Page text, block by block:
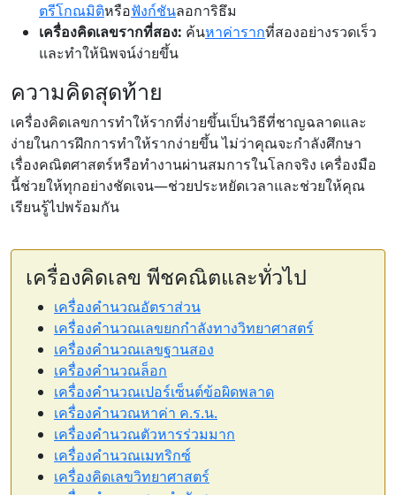
ตรีโกณมิติหรือฟังก์ชันลอการิธึม
เครื่องคิดเลขรากที่สอง: ค้นหาค่ารากที่สองอย่างรวดเร็ว
และทำให้นิพจน์ง่ายขึ้น
ความคิดสุดท้าย
เครื่องคิดเลขการทำให้รากที่ง่ายขึ้นเป็นวิธีที่ชาญฉลาดและ
ง่ายในการฝึกการทำให้รากง่ายขึ้น ไม่ว่าคุณจะกำลังศึกษา
เรื่องคณิตศาสตร์หรือทำงานผ่านสมการในโลกจริง เครื่องมือ
นี้ช่วยให้ทุกอย่างชัดเจน—ช่วยประหยัดเวลาและช่วยให้คุณ
เรียนรู้ไปพร้อมกัน
เครื่องคิดเลข พีชคณิตและทั่วไป
เครื่องคำนวณอัตราส่วน
เครื่องคำนวณเลขยกกำลังทางวิทยาศาสตร์
เครื่องคำนวณเลขฐานสอง
เครื่องคำนวณล็อก
เครื่องคำนวณเปอร์เซ็นต์ข้อผิดพลาด
เครื่องคำนวณหาค่า ค.ร.น.
เครื่องคำนวณตัวหารร่วมมาก
เครื่องคำนวณเมทริกซ์
เครื่องคิดเลขวิทยาศาสตร์